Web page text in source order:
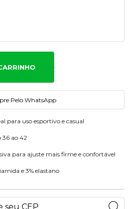
para uso esportivo e casual
36 ao 42
para ajuste mais firme e confortável
e 3% elastano